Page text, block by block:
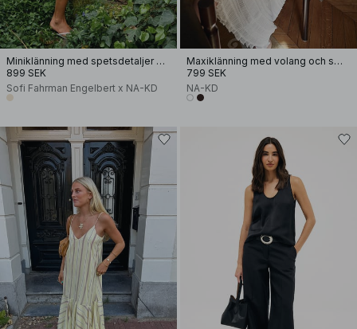
Miniklänning med spetsdetaljer och cape
899 SEK
Sofi Fahrman Engelbert x NA-KD
Maxiklänning med volang och smock
799 SEK
NA-KD